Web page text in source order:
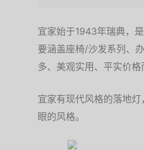
宜家始于1943年瑞典，
要涵盖座椅/沙发系列、
多、美观实用、平实价格
宜家有现代风格的落地
眼的风格。